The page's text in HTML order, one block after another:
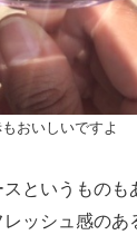
おいしいですよ
というものも
ッシュ感のあ